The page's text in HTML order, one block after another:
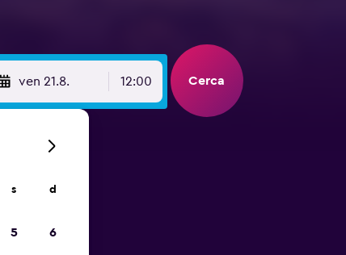
ven 21.8. 12:00 Cerca
s d
5 6